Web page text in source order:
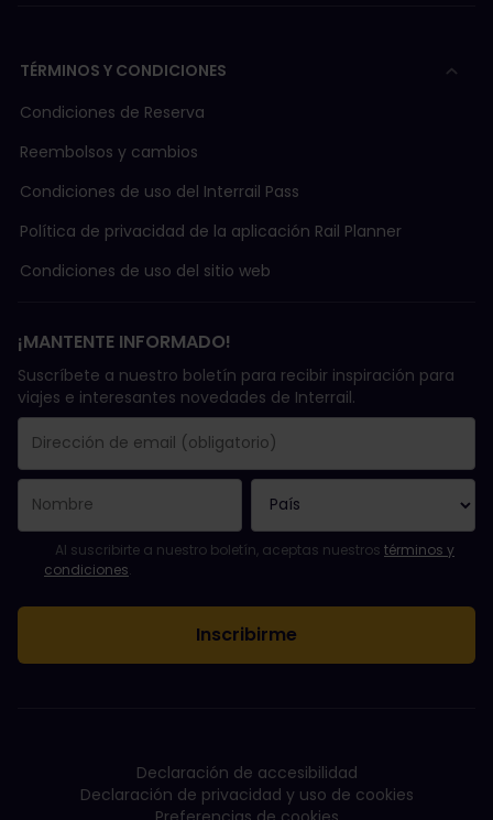
TÉRMINOS Y CONDICIONES
Condiciones de Reserva
Reembolsos y cambios
Condiciones de uso del Interrail Pass
Política de privacidad de la aplicación Rail Planner
Condiciones de uso del sitio web
¡MANTENTE INFORMADO!
Suscríbete a nuestro boletín para recibir inspiración para
viajes e interesantes novedades de Interrail.
El campo de dirección de email es obligatorio.
La dirección de email no es válida.
Ha habido un fallo al suscribirte al boletín. Vuelve a intentarlo
¡Ya te has suscrito a este boletín!
Acepta los términos y condiciones para suscribirte al boletín
Al suscribirte a nuestro boletín, aceptas nuestros términos y
condiciones.
Declaración de accesibilidad
Declaración de privacidad y uso de cookies